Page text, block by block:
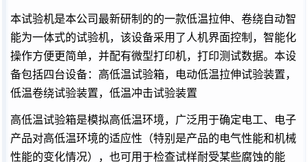
本试验机是本公司最新研制的的一款低温拉伸、卷绕自动智
能为一体式的试验机，该设备采用了人机界面控制，智能化
操作方便更简单，并配有微型打印机，打印测试数据。本设
备包括四台设备：高低温试验箱，电动低温拉伸试验装置，
低温卷绕试验装置，低温冲击试验装置
高低温试验箱是模拟高低温环境，广泛用于确定电工、电子
产品对高低温环境的适应性（特别是产品的电气性能和机械
性能的变化情况），也可用于检查试样耐受某些腐蚀的能